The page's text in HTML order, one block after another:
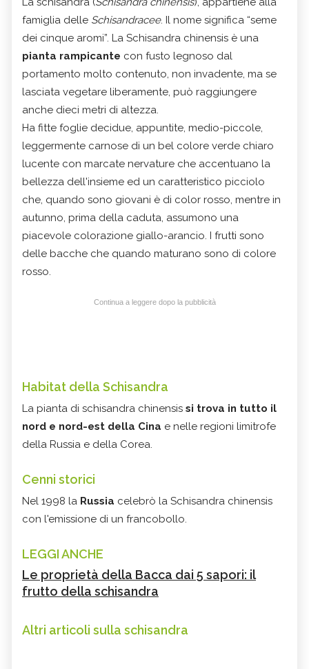
famiglia delle Schisandracee. Il nome significa “seme
dei cinque aromi”. La Schisandra chinensis è una
pianta rampicante con fusto legnoso dal
portamento molto contenuto, non invadente, ma se
lasciata vegetare liberamente, può raggiungere
anche dieci metri di altezza.
Ha fitte foglie decidue, appuntite, medio-piccole,
leggermente carnose di un bel colore verde chiaro
lucente con marcate nervature che accentuano la
bellezza dell'insieme ed un caratteristico picciolo
che, quando sono giovani è di color rosso, mentre in
autunno, prima della caduta, assumono una
piacevole colorazione giallo-arancio. I frutti sono
delle bacche che quando maturano sono di colore
rosso.
Continua a leggere dopo la pubblicità
Habitat della Schisandra
La pianta di schisandra chinensis si trova in tutto il
nord e nord-est della Cina e nelle regioni limitrofe
della Russia e della Corea.
Cenni storici
Nel 1998 la Russia celebrò la Schisandra chinensis
con l'emissione di un francobollo.
LEGGI ANCHE
Le proprietà della Bacca dai 5 sapori: il
frutto della schisandra
Altri articoli sulla schisandra